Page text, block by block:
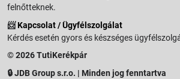
felnőtteknek.
📨Kapcsolat / Ügyfélszolgálat
Kérdés esetén gyors és készséges
© 2026 TutiKerékpár
🔒 JDB Group s.r.o. | Minden jog fenntartva